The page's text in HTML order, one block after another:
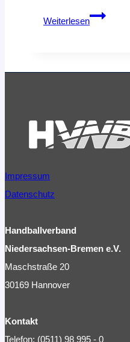
Weiterlesen
Impressum
Datenschutz
Handballverband
Niedersachsen-Bremen e.V.
Maschstraße 20
30169 Hannover
Kontakt
Telefon: (0511) 98 995 - 0